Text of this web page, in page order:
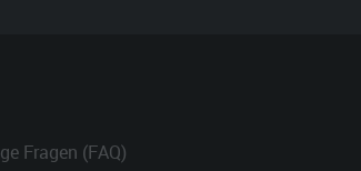
Fragen (FAQ)